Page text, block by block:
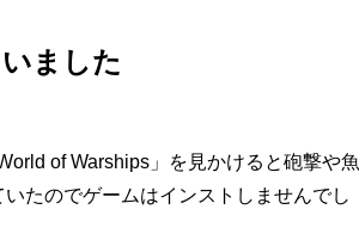
ました
of Warships」を見かけると砲撃や魚
たのでゲームはインストしませんでし